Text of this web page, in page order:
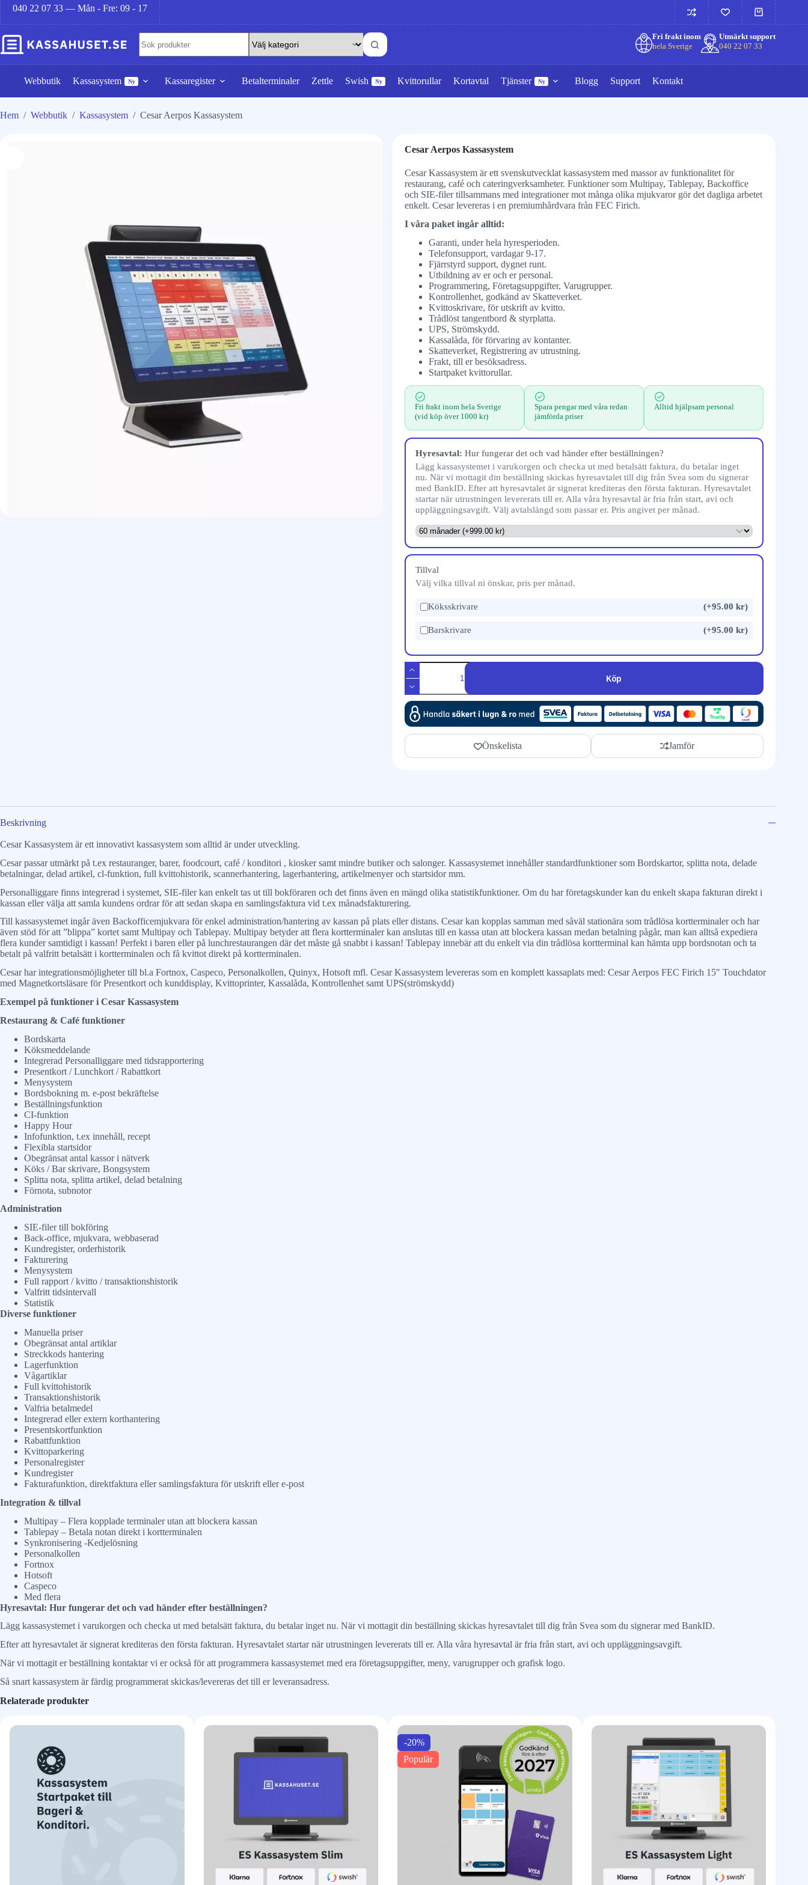
040 22 07 33 — Mån - Fre: 09 - 17
Fri frakt inom
hela Sverige
Utmärkt support
040 22 07 33
Webbutik Kassasystem Ny Kassaregister Betalterminaler Zettle Swish Ny Kvittorullar Kortavtal Tjänster Ny Blogg Support Kontakt
Hem / Webbutik / Kassasystem / Cesar Aerpos Kassasystem
Cesar Aerpos Kassasystem
Cesar Kassasystem är ett svenskutvecklat kassasystem med massor av funktionalitet för
restaurang, café och cateringverksamheter. Funktioner som Multipay, Tablepay, Backoffice
och SIE-filer tillsammans med integrationer mot många olika mjukvaror gör det dagliga arbetet
enkelt. Cesar levereras i en premiumhårdvara från FEC Firich.
I våra paket ingår alltid:
Garanti, under hela hyresperioden.
Telefonsupport, vardagar 9-17.
Fjärrstyrd support, dygnet runt.
Utbildning av er och er personal.
Programmering, Företagsuppgifter, Varugrupper.
Kontrollenhet, godkänd av Skatteverket.
Kvittoskrivare, för utskrift av kvitto.
Trådlöst tangentbord & styrplatta.
UPS, Strömskydd.
Kassalåda, för förvaring av kontanter.
Skatteverket, Registrering av utrustning.
Frakt, till er besöksadress.
Startpaket kvittorullar.
Fri frakt inom hela Sverige
(vid köp över 1000 kr)
Spara pengar med våra redan
jämförda priser
Alltid hjälpsam personal
Hyresavtal: Hur fungerar det och vad händer efter beställningen?
Lägg kassasystemet i varukorgen och checka ut med betalsätt faktura, du betalar inget
nu. När vi mottagit din beställning skickas hyresavtalet till dig från Svea som du signerar
med BankID. Efter att hyresavtalet är signerat krediteras den första fakturan. Hyresavtalet
startar när utrustningen levererats till er. Alla våra hyresavtal är fria från start, avi och
uppläggningsavgift. Välj avtalslängd som passar er. Pris angivet per månad.
Tillval
Välj vilka tillval ni önskar, pris per månad.
Köksskrivare (+95.00 kr)
Barskrivare (+95.00 kr)
Köp
Önskelista Jamför
Beskrivning
Cesar Kassasystem är ett innovativt kassasystem som alltid är under utveckling.
Cesar passar utmärkt på t.ex restauranger, barer, foodcourt, café / konditori , kiosker samt mindre butiker och salonger. Kassasystemet innehåller standardfunktioner som Bordskartor, splitta nota, delade
betalningar, delad artikel, cl-funktion, full kvittohistorik, scannerhantering, lagerhantering, artikelmenyer och startsidor mm.
Personalliggare finns integrerad i systemet, SIE-filer kan enkelt tas ut till bokföraren och det finns även en mängd olika statistikfunktioner. Om du har företagskunder kan du enkelt skapa fakturan direkt i
kassan eller välja att samla kundens ordrar för att sedan skapa en samlingsfaktura vid t.ex månadsfakturering.
Till kassasystemet ingår även Backofficemjukvara för enkel administration/hantering av kassan på plats eller distans. Cesar kan kopplas samman med såväl stationära som trådlösa kortterminaler och har
även stöd för att ”blippa” kortet samt Multipay och Tablepay. Multipay betyder att flera kortterminaler kan anslutas till en kassa utan att blockera kassan medan betalning pågår, man kan alltså expediera
flera kunder samtidigt i kassan! Perfekt i baren eller på lunchrestaurangen där det måste gå snabbt i kassan! Tablepay innebär att du enkelt via din trådlösa kortterminal kan hämta upp bordsnotan och ta
betalt på valfritt betalsätt i kortterminalen och få kvittot direkt på kortterminalen.
Cesar har integrationsmöjligheter till bl.a Fortnox, Caspeco, Personalkollen, Quinyx, Hotsoft mfl. Cesar Kassasystem levereras som en komplett kassaplats med: Cesar Aerpos FEC Firich 15″ Touchdator
med Magnetkortsläsare för Presentkort och kunddisplay, Kvittoprinter, Kassalåda, Kontrollenhet samt UPS(strömskydd)
Exempel på funktioner i Cesar Kassasystem
Restaurang & Café funktioner
Bordskarta
Köksmeddelande
Integrerad Personalliggare med tidsrapportering
Presentkort / Lunchkort / Rabattkort
Menysystem
Bordsbokning m. e-post bekräftelse
Beställningsfunktion
CI-funktion
Happy Hour
Infofunktion, t.ex innehåll, recept
Flexibla startsidor
Obegränsat antal kassor i nätverk
Köks / Bar skrivare, Bongsystem
Splitta nota, splitta artikel, delad betalning
Förnota, subnotor
Administration
SIE-filer till bokföring
Back-office, mjukvara, webbaserad
Kundregister, orderhistorik
Fakturering
Menysystem
Full rapport / kvitto / transaktionshistorik
Valfritt tidsintervall
Statistik
Diverse funktioner
Manuella priser
Obegränsat antal artiklar
Streckkods hantering
Lagerfunktion
Vågartiklar
Full kvittohistorik
Transaktionshistorik
Valfria betalmedel
Integrerad eller extern korthantering
Presentskortfunktion
Rabattfunktion
Kvittoparkering
Personalregister
Kundregister
Fakturafunktion, direktfaktura eller samlingsfaktura för utskrift eller e-post
Integration & tillval
Multipay – Flera kopplade terminaler utan att blockera kassan
Tablepay – Betala notan direkt i kortterminalen
Synkronisering -Kedjelösning
Personalkollen
Fortnox
Hotsoft
Caspeco
Med flera
Hyresavtal: Hur fungerar det och vad händer efter beställningen?
Lägg kassasystemet i varukorgen och checka ut med betalsätt faktura, du betalar inget nu. När vi mottagit din beställning skickas hyresavtalet till dig från Svea som du signerar med BankID.
Efter att hyresavtalet är signerat krediteras den första fakturan. Hyresavtalet startar när utrustningen levererats till er. Alla våra hyresavtal är fria från start, avi och uppläggningsavgift.
När vi mottagit er beställning kontaktar vi er också för att programmera kassasystemet med era företagsuppgifter, meny, varugrupper och grafisk logo.
Så snart kassasystem är färdig programmerat skickas/levereras det till er leveransadress.
Relaterade produkter
-20%
Populär